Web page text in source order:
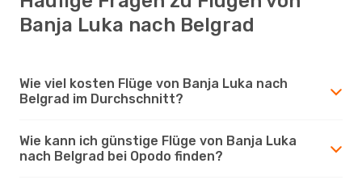
Banja Luka nach Belgrad
Wie viel kosten Flüge von Banja Luka nach
Belgrad im Durchschnitt?
Wie kann ich günstige Flüge von Banja Luka
nach Belgrad bei Opodo finden?